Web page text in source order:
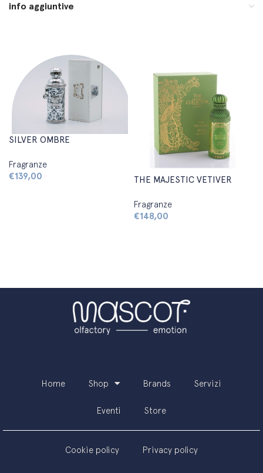
info aggiuntive
SILVER OMBRE
Fragranze
€139,00 THE MAJESTIC VETIVER
Fragranze
€148,00
Home Shop Brands Servizi
Eventi Store
Cookie policy Privacy policy